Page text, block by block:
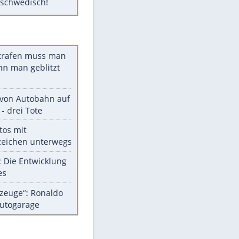
Unsere Themen-Highlights
Balkonplätze für 700 Euro
Diese Stars wollen keinen
Nachwuchs
Diese Autos haben uns verlassen
FCH: Schmidt lässt Zukunft
weiter offen
ruckzuck sauber
So nutzt man alte Smartphones